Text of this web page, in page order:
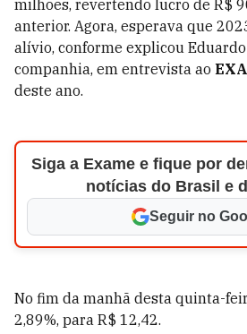
milhões, revertendo lucro de R$
anterior. Agora, esperava que
alívio, conforme explicou Eduardo
companhia, em entrevista ao
deste ano.
Siga a Exame e fique por
notícias do Brasil e
Seguir no
No fim da manhã desta quinta-
2,89%, para R$ 12,42.